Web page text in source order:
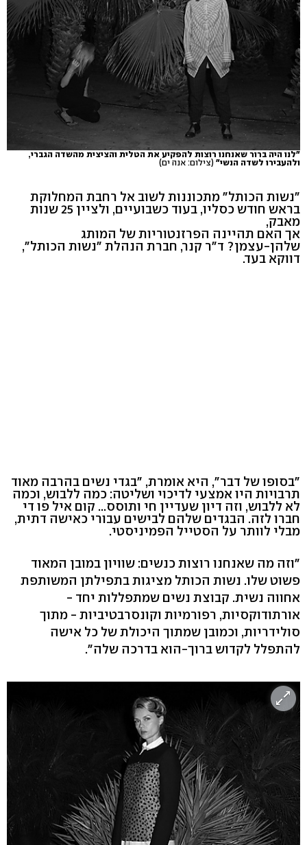
"לנו היה ברור שאנחנו רוצות להפקיע את הטלית והציצית מהשדה הגברי,
ולהעבירו לשדה הנשי" (צילום: אנה ים)
"נשות הכותל" מתכוננות לשוב אל רחבת המחלוקת
בראש חודש כסליו, בעוד כשבועיים, ולציין 25 שנות
מאבק,
אך האם תהיינה הפרזנטוריות של המותג
שלהן-עצמן? ד"ר קנר, חברת הנהלת "נשות הכותל",
דווקא בעד.
"בסופו של דבר", היא אומרת, "בגדי נשים בהרבה מאוד
תרבויות היו אמצעי לדיכוי ושליטה: כמה ללבוש, וכמה
לא ללבוש, וזה דיון שעדיין חי ותוסס... קום איל פו די
חברו לזה. הבגדים שלהם לבישים עבורי כאישה דתית,
מבלי לוותר על הסטייל הפמיניסטי.
"וזה מה שאנחנו רוצות כנשים: שוויון במובן המאוד
פשוט שלו. נשות הכותל מציגות בתפילתן המשותפת
אחווה נשית. קבוצת נשים שמתפללות יחד -
אורתודוקסיות, רפורמיות וקונסרבטיביות - מתוך
סולידריות, וכמובן שמתוך היכולת של כל אישה
להתפלל לקדוש ברוך-הוא בדרכה שלה".